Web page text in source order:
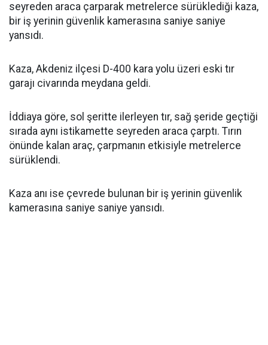
seyreden araca çarparak metrelerce sürüklediği kaza,
bir iş yerinin güvenlik kamerasına saniye saniye
yansıdı.
Kaza, Akdeniz ilçesi D-400 kara yolu üzeri eski tır
garajı civarında meydana geldi.
İddiaya göre, sol şeritte ilerleyen tır, sağ şeride geçtiği
sırada aynı istikamette seyreden araca çarptı. Tırın
önünde kalan araç, çarpmanın etkisiyle metrelerce
sürüklendi.
Kaza anı ise çevrede bulunan bir iş yerinin güvenlik
kamerasına saniye saniye yansıdı.